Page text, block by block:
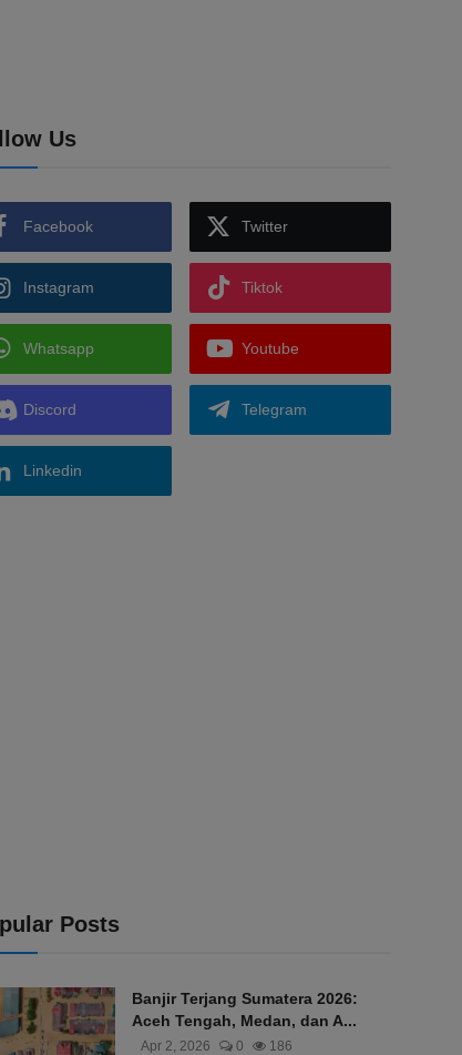
Us
Facebook Twitter
Instagram Tiktok
Whatsapp Youtube
Discord Telegram
Linkedin
Posts
Banjir Terjang Sumatera 2026:
Aceh Tengah, Medan, dan A...
Apr 2, 2026 0 186